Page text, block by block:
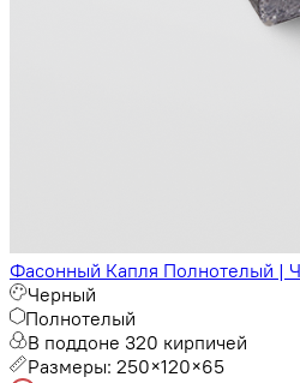
Фасонный Капля Полнотелый |
Черный
Полнотелый
В поддоне 320 кирпичей
Размеры: 250×120×65